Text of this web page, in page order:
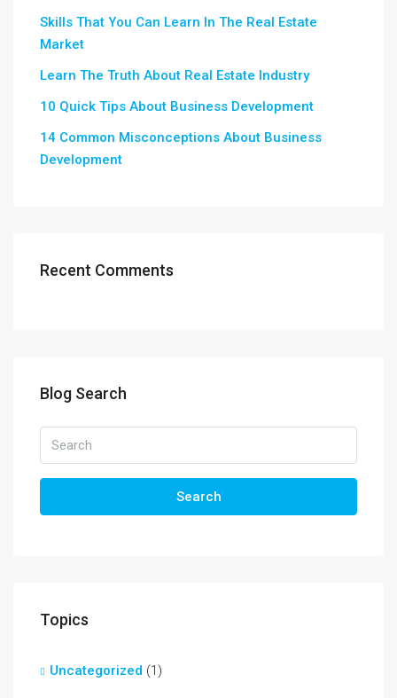
Skills That You Can Learn In The Real Estate
Market
Learn The Truth About Real Estate Industry
10 Quick Tips About Business Development
14 Common Misconceptions About Business
Development
Recent Comments
Blog Search
Search
Topics
Uncategorized (1)